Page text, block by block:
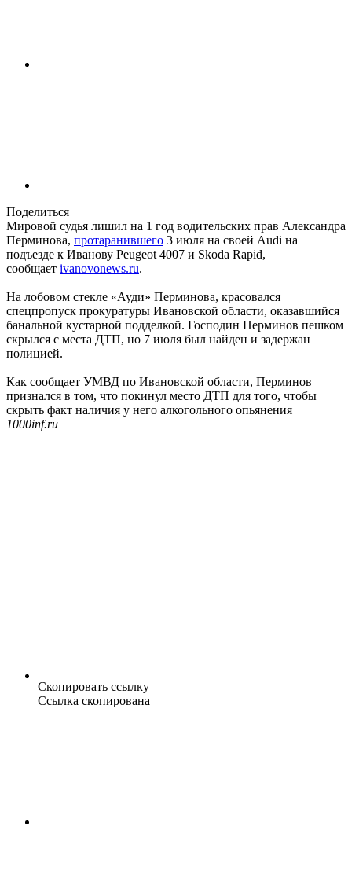
Поделиться
Мировой судья лишил на 1 год водительских прав Александра
Перминова, протаранившего 3 июля на своей Audi на
подъезде к Иванову Peugeot 4007 и Skoda Rapid,
сообщает ivanovonews.ru.
На лобовом стекле «Ауди» Перминова, красовался
спецпропуск прокуратуры Ивановской области, оказавшийся
банальной кустарной подделкой. Господин Перминов пешком
скрылся с места ДТП, но 7 июля был найден и задержан
полицией.
Как сообщает УМВД по Ивановской области, Перминов
признался в том, что покинул место ДТП для того, чтобы
скрыть факт наличия у него алкогольного опьянения
1000inf.ru
Скопировать ссылку
Ссылка скопирована